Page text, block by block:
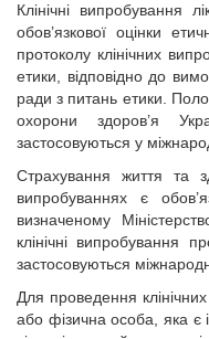
Клінічні випробування
обов’язкової оцінки
протоколу клінічних
етики, відповідно до
ради з питань етики.
охорони здоров’я
застосовуються у
Страхування життя та
випробуваннях є
визначеному
клінічні випробування
застосовуються
Для проведення
або фізична особа, яка є